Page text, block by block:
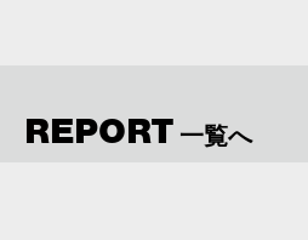
REPORT 一覧へ